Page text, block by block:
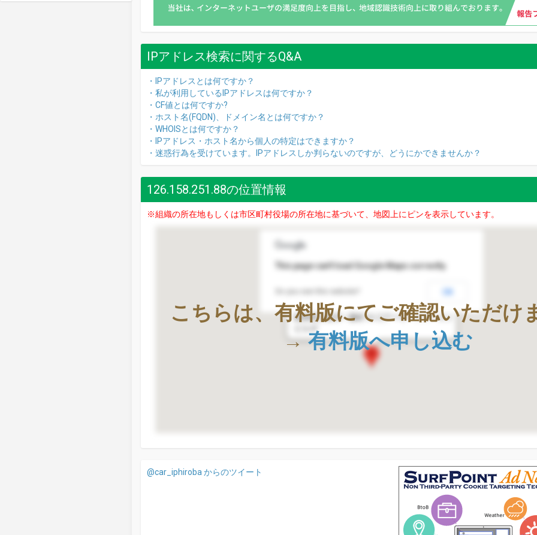
IPアドレス検索に関するQ&A
・IPアドレスとは何ですか？
・私が利用しているIPアドレスは何ですか？
・CF値とは何ですか?
・ホスト名(FQDN)、ドメイン名とは何ですか？
・WHOISとは何ですか？
・IPアドレス・ホスト名から個人の特定はできますか？
・迷惑行為を受けています。IPアドレスしか判らないのですが、どうにかできませんか？
126.158.251.88の位置情報
※組織の所在地もしくは市区町村役場の所在地に基づいて、地図上にピンを表示しています。
株式会社Geolocation Technology
〒411-0036
静岡県三島市一番町18-22アーサーファースト
This page can't load Google Maps correctly.
こちらは、有料版にてご確認いただけ
→有料版へ申し込む
@car_iphiroba からのツイート